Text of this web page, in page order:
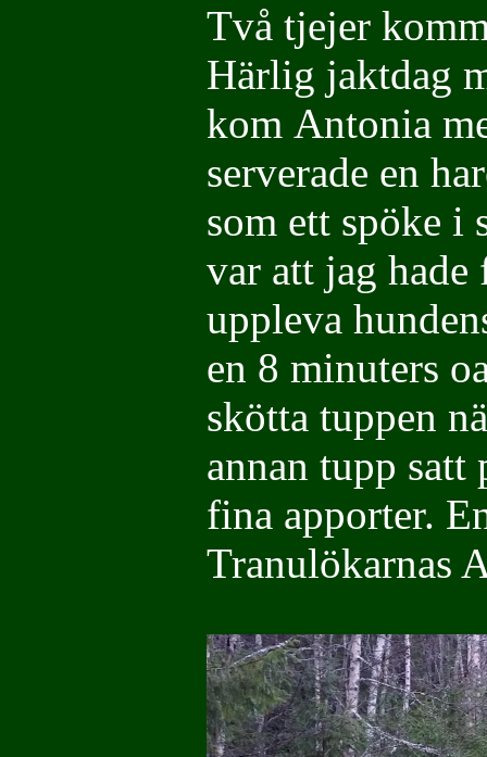
Två tjejer
Härlig jaktdag
kom Antonia
serverade en
som ett spöke i
var att jag hade
uppleva
en 8 minuters
skötta tuppen
annan tupp
fina apporter.
Tranulökarnas